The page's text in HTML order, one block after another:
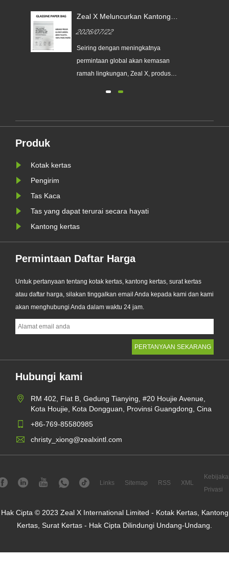
Zeal X Meluncurkan Kantong
Membantu Merek Global
Menggantikan Kemasan Plastik
Sekali Pakai
2026/07/22
Seiring dengan meningkatnya
permintaan global akan kemasan
ramah lingkungan, Zeal X, produsen
Kaca Kustom yang telah
Produk
Kotak kertas
Pengirim
Tas Kaca
Tas yang dapat terurai secara hayati
Kantong kertas
Permintaan Daftar Harga
Untuk pertanyaan tentang kotak kertas, kantong kertas, surat kertas
atau daftar harga, silakan tinggalkan email Anda kepada kami dan kami
akan menghubungi Anda dalam waktu 24 jam.
Hubungi kami
RM 402, Flat B, Gedung Tianying, #20 Houjie Avenue,
Kota Houjie, Kota Dongguan, Provinsi Guangdong, Cina
+86-769-85580985
christy_xiong@zealxintl.com
Links Sitemap RSS XML
Privasi
Hak Cipta © 2023 Zeal X International Limited - Kotak Kertas, Kantong
Kertas, Surat Kertas - Hak Cipta Dilindungi Undang-Undang.